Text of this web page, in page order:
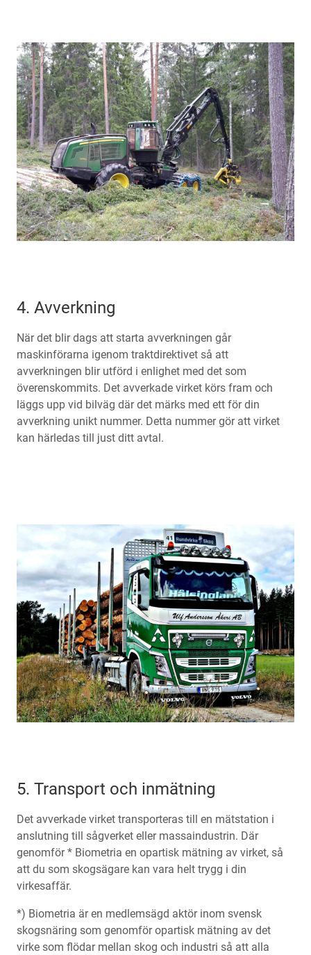
4. Avverkning
När det blir dags att starta avverkningen går
maskinförarna igenom traktdirektivet så att
avverkningen blir utförd i enlighet med det som
överenskommits. Det avverkade virket körs fram och
läggs upp vid bilväg där det märks med ett för din
avverkning unikt nummer. Detta nummer gör att virket
kan härledas till just ditt avtal.
5. Transport och inmätning
Det avverkade virket transporteras till en mätstation i
anslutning till sågverket eller massaindustrin. Där
genomför * Biometria en opartisk mätning av virket, så
att du som skogsägare kan vara helt trygg i din
virkesaffär.
*) Biometria är en medlemsägd aktör inom svensk
skogsnäring som genomför opartisk mätning av det
virke som flödar mellan skog och industri så att alla